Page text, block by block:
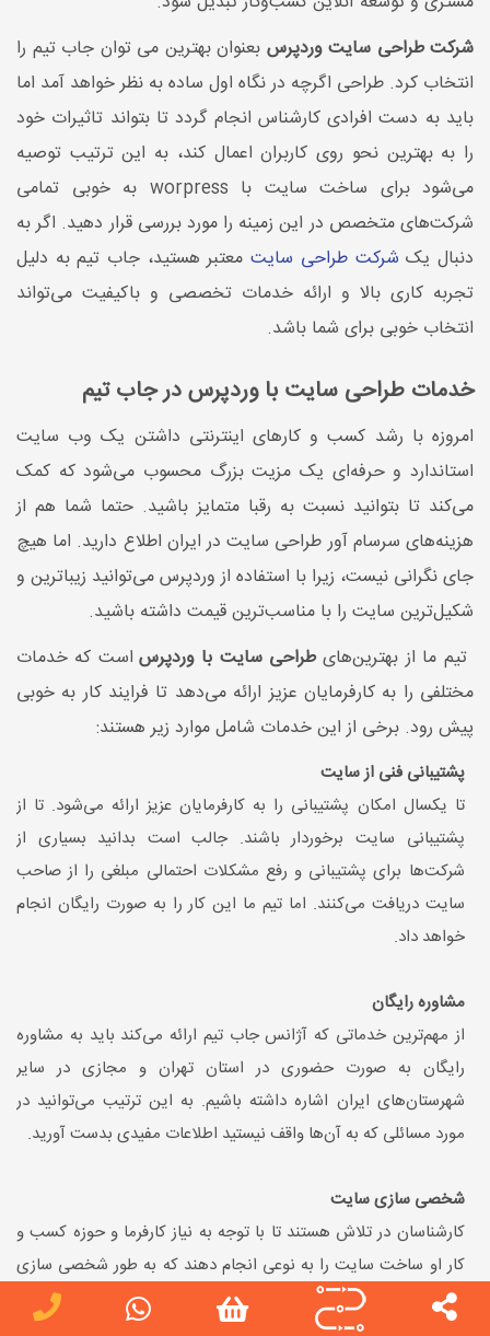
شرکت طراحی سایت وردپرس بعنوان بهترین می توان جاب تیم را
انتخاب کرد. طراحی اگرچه در نگاه اول ساده به نظر خواهد آمد اما
باید به دست افرادی کارشناس انجام گردد تا بتواند تاثیرات خود
را به بهترین نحو روی کاربران اعمال کند، به این ترتیب توصیه
می‌شود برای ساخت سایت با worpress به خوبی تمامی
شرکت‌های متخصص در این زمینه را مورد بررسی قرار دهید. اگر به
دنبال یک شرکت طراحی سایتمعتبر هستید، جاب تیم به دلیل
تجربه کاری بالا و ارائه خدمات تخصصی و باکیفیت می‌تواند
انتخاب خوبی برای شما باشد.
خدمات طراحی سایت با وردپرس در جاب تیم
امروزه با رشد کسب و کارهای اینترنتی داشتن یک وب سایت
استاندارد و حرفه‌ای یک مزیت بزرگ محسوب می‌شود که کمک
می‌کند تا بتوانید نسبت به رقبا متمایز باشید. حتما شما هم از
هزینه‌های سرسام آور طراحی سایت در ایران اطلاع دارید. اما هیچ
جای نگرانی نیست، زیرا با استفاده از وردپرس می‌توانید زیباترین و
شکیل‌ترین سایت را با مناسب‌ترین قیمت داشته باشید.
تیم ما از بهترین‌هایطراحی سایت با وردپرس است که خدمات
مختلفی را به کارفرمایان عزیز ارائه می‌دهد تا فرایند کار به خوبی
پیش رود. برخی از این خدمات شامل موارد زیر هستند:
پشتیبانی فنی از سایت
تا یکسال امکان پشتیبانی را به کارفرمایان عزیز ارائه می‌شود. تا از
پشتیبانی سایت برخوردار باشند. جالب است بدانید بسیاری از
شرکت‌ها برای پشتیبانی و رفع مشکلات احتمالی مبلغی را از صاحب
سایت دریافت می‌کنند. اما تیم ما این کار را به صورت رایگان انجام
خواهد داد.
مشاوره رایگان
از مهم‌ترین خدماتی که آژانس جاب تیم ارائه می‌کند باید به مشاوره
رایگان به صورت حضوری در استان تهران و مجازی در سایر
شهرستان‌های ایران اشاره داشته باشیم. به این ترتیب می‌توانید در
مورد مسائلی که به آن‌ها واقف نیستید اطلاعات مفیدی بدست آورید.
شخصی سازی سایت
کارشناسان در تلاش هستند تا با توجه به نیاز کارفرما و حوزه کسب و
کار او ساخت سایت را به نوعی انجام دهند که به طور شخصی سازی
شده در اختیار کاربران قرار گیرد.